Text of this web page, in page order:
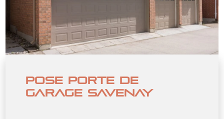
POSE PORTE DE
GARAGE SAVENAY